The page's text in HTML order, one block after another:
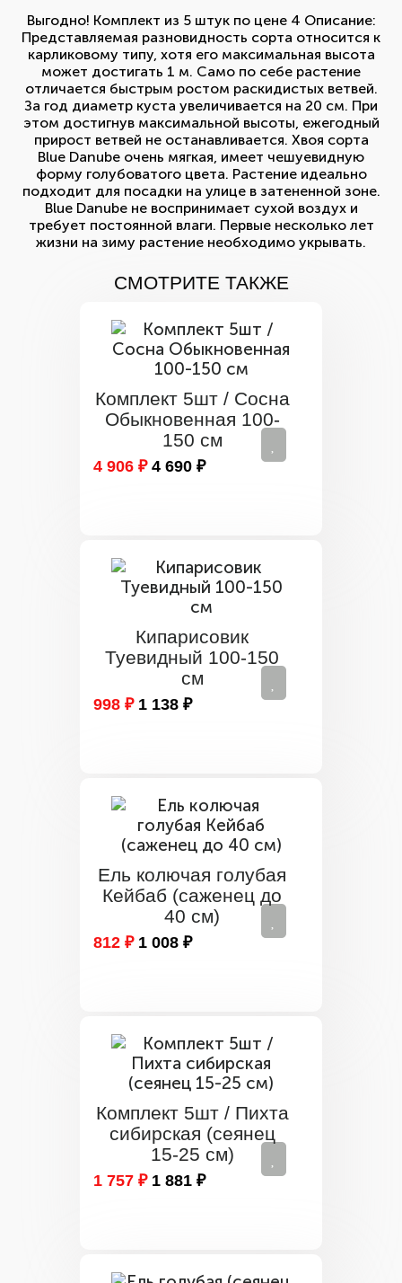
Выгодно! Комплект из 5 штук по цене 4 Описание:
Представляемая разновидность сорта относится к
карликовому типу, хотя его максимальная высота
может достигать 1 м. Само по себе растение
отличается быстрым ростом раскидистых ветвей.
За год диаметр куста увеличивается на 20 см. При
этом достигнув максимальной высоты, ежегодный
прирост ветвей не останавливается. Хвоя сорта
Blue Danube очень мягкая, имеет чешуевидную
форму голубоватого цвета. Растение идеально
подходит для посадки на улице в затененной зоне.
Blue Danube не воспринимает сухой воздух и
требует постоянной влаги. Первые несколько лет
жизни на зиму растение необходимо укрывать.
СМОТРИТЕ ТАКЖЕ
Комплект 5шт / Сосна
Обыкновенная 100-
150 см
4 906 ₽ 4 690 ₽
Кипарисовик
Туевидный 100-150
см
998 ₽ 1 138 ₽
Ель колючая голубая
Кейбаб (саженец до
40 см)
812 ₽ 1 008 ₽
Комплект 5шт / Пихта
сибирская (сеянец
15-25 см)
1 757 ₽ 1 881 ₽